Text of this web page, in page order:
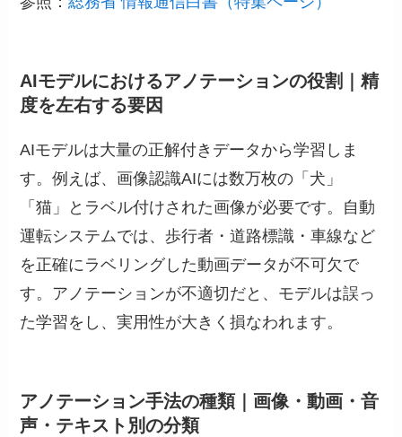
AIモデルにおけるアノテーションの役割｜精
度を左右する要因
AIモデルは大量の正解付きデータから学習しま
す。例えば、画像認識AIには数万枚の「犬」
「猫」とラベル付けされた画像が必要です。自動
運転システムでは、歩行者・道路標識・車線など
を正確にラベリングした動画データが不可欠で
す。アノテーションが不適切だと、モデルは誤っ
た学習をし、実用性が大きく損なわれます。
アノテーション手法の種類｜画像・動画・音
声・テキスト別の分類